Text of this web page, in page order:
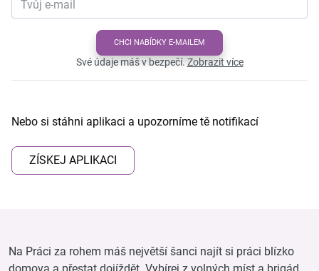
CHCI NABÍDKY E-MAILEM
Své údaje máš v bezpečí.Zobrazit více
Nebo si stáhni aplikaci a upozorníme tě notifikací
ZÍSKEJ APLIKACI
Na Práci za rohem máš největší šanci najít si práci blízko
domova a přestat dojíždět. Vybírej z volných míst a brigád